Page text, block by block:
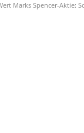
Marks Spencer-Aktie: